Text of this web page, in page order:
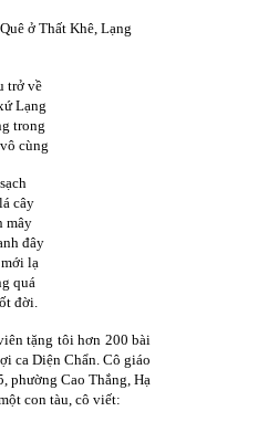
ở Thất Khê, Lạng
trở về
Lạng
trong
cùng
cây
mây
đây
lạ
quá
đời.
tặng tôi hơn 200 bài
ca Diện Chẩn. Cô giáo
phường Cao Thắng, Hạ
con tàu, cô viết: